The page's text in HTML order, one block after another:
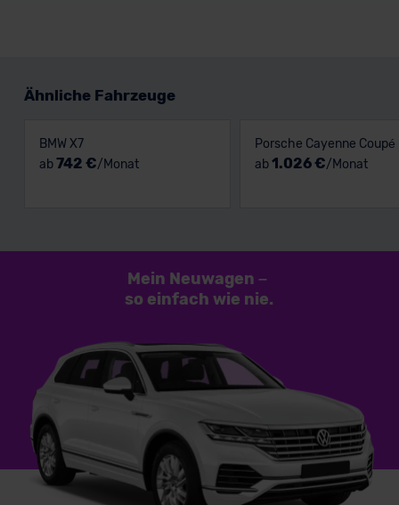
Ähnliche Fahrzeuge
BMW X7
ab742 €/Monat
Porsche Cayenne Coupé
ab1.026 €/Monat
Mein Neuwagen –
so einfach wie nie.